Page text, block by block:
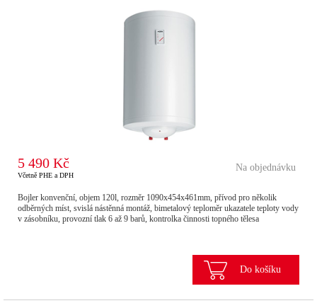
5 490 Kč
Včetně PHE a DPH
Na objednávku
Bojler konvenční, objem 120l, rozměr 1090x454x461mm, přívod pro několik
odběrných míst, svislá nástěnná montáž, bimetalový teploměr ukazatele teploty vody
v zásobníku, provozní tlak 6 až 9 barů, kontrolka činnosti topného tělesa
Do košíku